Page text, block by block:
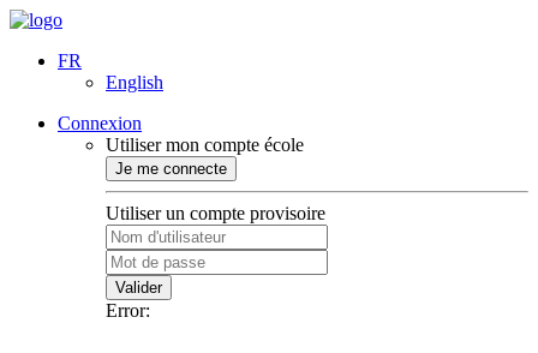
FR
English
Connexion
Utiliser mon compte école
Je me connecte
Utiliser un compte provisoire
Valider
Error: